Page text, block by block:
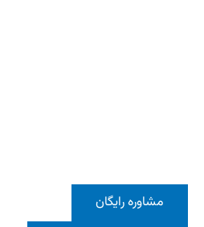
مشاوره رایگان